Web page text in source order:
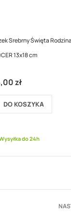
Srebrny Święta Rodzina
13x18 cm
zł
DO KOSZYKA
do 24h